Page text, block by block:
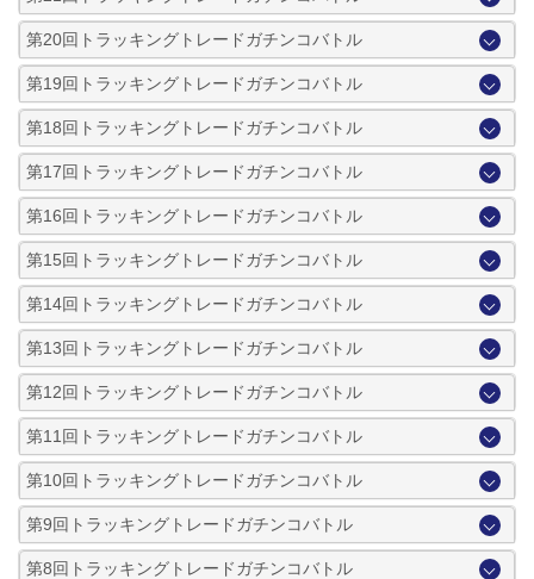
第20回トラッキングトレードガチンコバトル
第19回トラッキングトレードガチンコバトル
第18回トラッキングトレードガチンコバトル
第17回トラッキングトレードガチンコバトル
第16回トラッキングトレードガチンコバトル
第15回トラッキングトレードガチンコバトル
第14回トラッキングトレードガチンコバトル
第13回トラッキングトレードガチンコバトル
第12回トラッキングトレードガチンコバトル
第11回トラッキングトレードガチンコバトル
第10回トラッキングトレードガチンコバトル
第9回トラッキングトレードガチンコバトル
第8回トラッキングトレードガチンコバトル